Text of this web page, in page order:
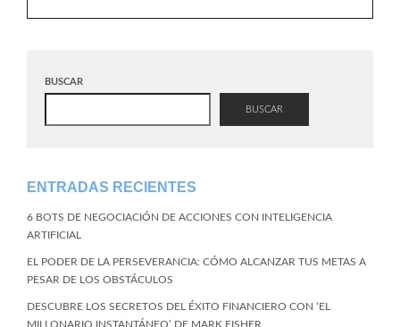
BUSCAR
BUSCAR
ENTRADAS RECIENTES
6 BOTS DE NEGOCIACIÓN DE ACCIONES CON INTELIGENCIA
ARTIFICIAL
EL PODER DE LA PERSEVERANCIA: CÓMO ALCANZAR TUS METAS A
PESAR DE LOS OBSTÁCULOS
DESCUBRE LOS SECRETOS DEL ÉXITO FINANCIERO CON ‘EL
MILLONARIO INSTANTÁNEO’ DE MARK FISHER